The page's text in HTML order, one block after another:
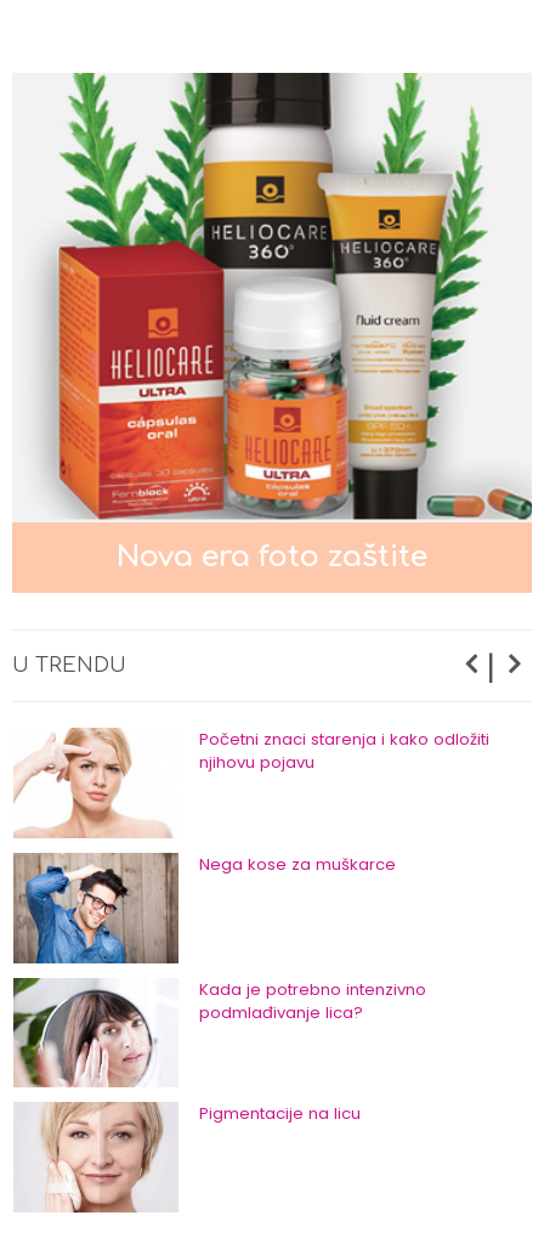
Nova era foto zaštite
U TRENDU |
Nega kože oko očiju
Nega normalne kože lica
Nega masne i mešovite kože lica
Početni znaci starenja i kako odložiti
njihovu pojavu
Nega kose za muškarce
Kada je potrebno intenzivno
podmlađivanje lica?
Pigmentacije na licu